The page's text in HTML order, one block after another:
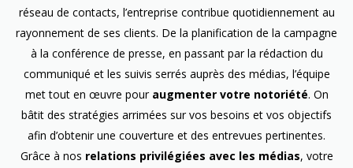
réseau de contacts, l’entreprise contribue quotidiennement au
rayonnement de ses clients. De la planification de la campagne
à la conférence de presse, en passant par la rédaction du
communiqué et les suivis serrés auprès des médias, l’équipe
met tout en œuvre pour augmenter votre notoriété. On
bâtit des stratégies arrimées sur vos besoins et vos objectifs
afin d’obtenir une couverture et des entrevues pertinentes.
Grâce à nos relations privilégiées avec les médias, votre